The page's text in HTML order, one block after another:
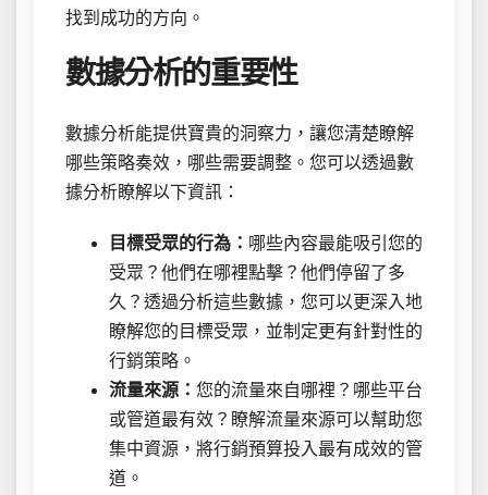
找到成功的方向。
數據分析的重要性
數據分析能提供寶貴的洞察力，讓您清楚瞭解
哪些策略奏效，哪些需要調整。您可以透過數
據分析瞭解以下資訊：
目標受眾的行為： 哪些內容最能吸引您的
受眾？他們在哪裡點擊？他們停留了多
久？透過分析這些數據，您可以更深入地
瞭解您的目標受眾，並制定更有針對性的
行銷策略。
流量來源： 您的流量來自哪裡？哪些平台
或管道最有效？瞭解流量來源可以幫助您
集中資源，將行銷預算投入最有成效的管
道。